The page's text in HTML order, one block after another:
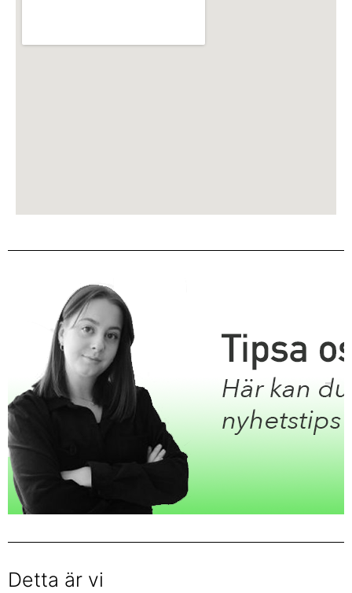
Skicka ett
mail till
fokusKalmar5@gma
Detta är vi